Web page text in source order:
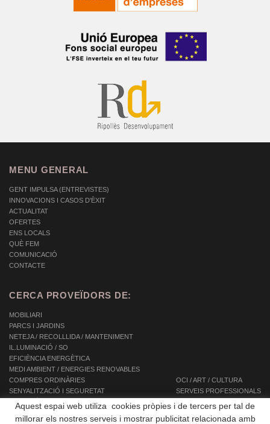
MENU GENERAL
GENT IMPULSA (ENTREVISTES)
INNOVACIONS I CASOS D'ÈXIT
ACTUALITAT
OFERTES
ENS LOCALS
QUÈ FEM
COMUNICACIÓ
CONTACTE
CERCA PROVEÏDORS DE:
MOBILIARI
PARCS I JARDINS
NETEJA / RECOLLLIDA / MANTENIMENT
IL.LUMINACIÓ / SO
EFICIÈNCIA ENERGÈTICA
MEDI AMBIENT / ENERGIES RENOVABLES
COMPRES ORDINÀRIES
SENYALITZACIÓ I SEGURETAT
INFORMÀTICA / TIC / TELECOMUNICACIONS
AUTOMOCIÓ / TRANSPORT / MOBILITAT
OCI / ART / CULTURA
SERVEIS PROFESSIONALS
SERVEIS INTEGRALS
SERVEIS A LES PERSONES
Aquest espai web utiliza cookies pròpies i de tercers per tal de
millorar els nostres serveis i mostrar publicitat relacionada amb